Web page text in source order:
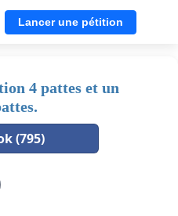
Lancer une pétition
4 pattes et un
(795)